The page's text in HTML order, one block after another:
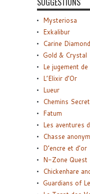
Mysteriosa
Exkalibur
Carine Diamond
Gold & Crystal
Le jugement
L’Elixir d’Or
Lueur
Chemins
Fatum
Les aventures
Chasse
D’encre et d’or
N-Zone Quest
Chickenhare
Guardians of